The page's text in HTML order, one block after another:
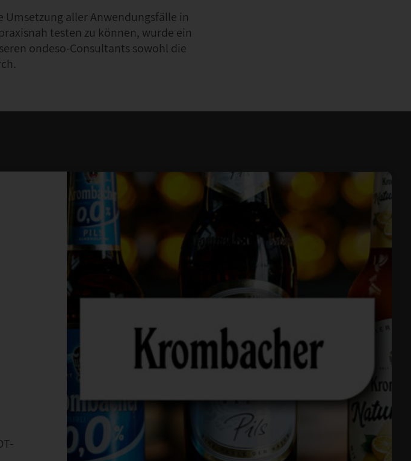
Umsetzung aller Anwendungsfälle in
testen zu können, wurde ein
ondeso-Consultants sowohl die